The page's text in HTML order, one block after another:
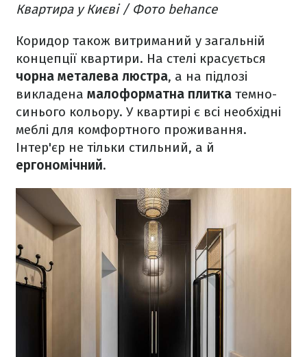
Квартира у Києві / Фото behance
Коридор також витриманий у загальній
концепції квартири. На стелі красується
чорна металева люстра, а на підлозі
викладена малоформатна плитка темно-
синього кольору. У квартирі є всі необхідні
меблі для комфортного проживання.
Інтер'єр не тільки стильний, а й
ергономічний.